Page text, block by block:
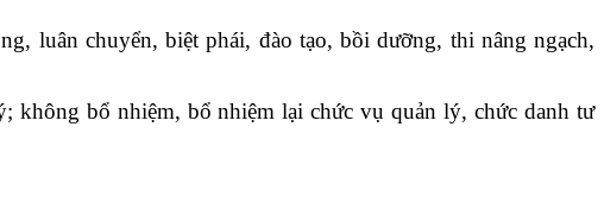
luân chuyển, biệt phái, đào tạo, bồi dưỡng, thi nâng ngạch,
bổ nhiệm, bổ nhiệm lại chức vụ quản lý, chức danh tư